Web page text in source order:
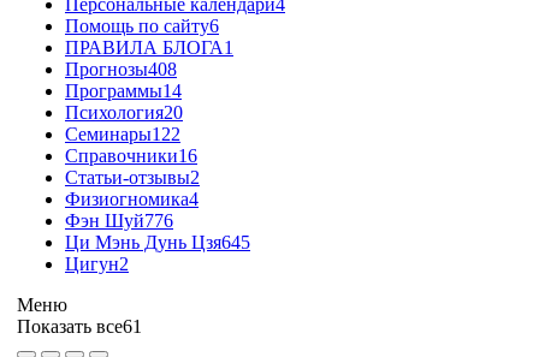
Помощь по сайту6
ПРАВИЛА БЛОГА1
Прогнозы408
Программы14
Психология20
Семинары122
Справочники16
Статьи-отзывы2
Физиогномика4
Фэн Шуй776
Ци Мэнь Дунь Цзя645
Цигун2
Меню
Показать все61